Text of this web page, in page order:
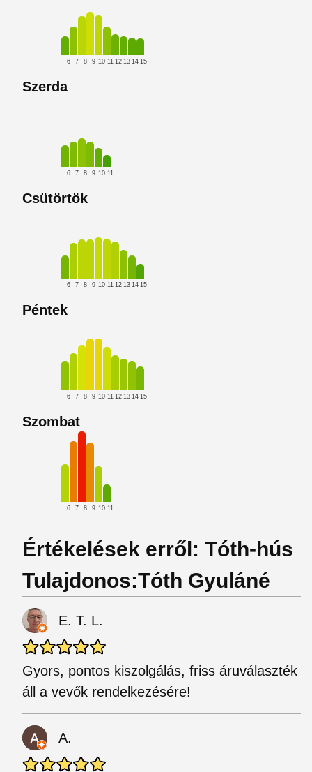
6 7 8 9 10 11 12 13 14 15
Szerda
6 7 8 9 10 11
Csütörtök
6 7 8 9 10 11 12 13 14 15
Péntek
6 7 8 9 10 11 12 13 14 15
Szombat
6 7 8 9 10 11
Értékelések erről: Tóth-hús
Tulajdonos:Tóth Gyuláné
E. T. L.
Gyors, pontos kiszolgálás, friss áruválaszték
áll a vevők rendelkezésére!
A.